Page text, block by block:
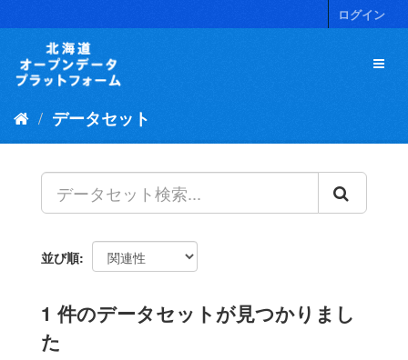
キ
ログイン
データセット
並び順
1 件のデータセットが見つかりまし
た